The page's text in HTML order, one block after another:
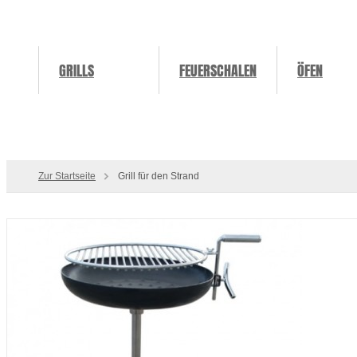
GRILLS FEUERSCHALEN ÖFEN
Zur Startseite Grill für den Strand